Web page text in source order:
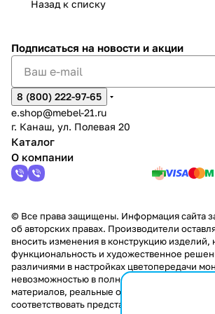
2
Назад к списку
Подписаться на новости и акции
8 (800) 222-97-65
e.shop@mebel-21.ru
г. Канаш, ул. Полевая 20
Каталог
О компании
© Все права защищены. Информация сайта
об авторских правах. Производители
вносить изменения в конструкцию
функциональность и художественное
различиями в настройках цветопередачи
невозможностью в полной мере передать
материалов, реальные оттенки и текстуры
соответствовать представленным на сайте.